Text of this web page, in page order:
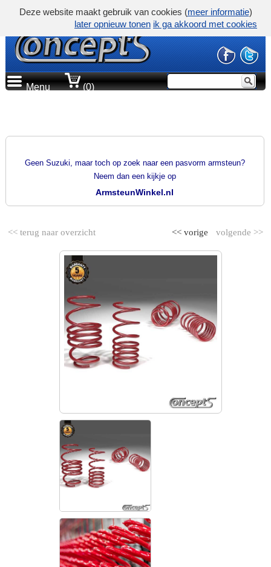
Menu (0)
Geen Suzuki, maar toch op zoek naar een pasvorm armsteun?
Neem dan een kijkje op
ArmsteunWinkel.nl
<< terug naar overzicht volgende >>
<< vorige
Deze website maakt gebruik van cookies (meer informatie)
later opnieuw tonen ik ga akkoord met cookies